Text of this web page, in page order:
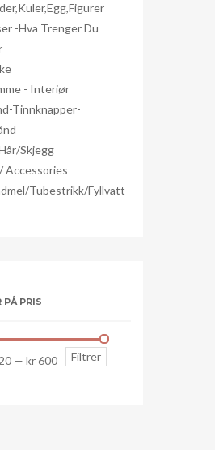
-hva Trenger Du
- Interiør
Tinnknapper-
skjegg
Accessories
Tubestrikk/Fyllvatt
PÅ PRIS
Filtrer
— kr 600